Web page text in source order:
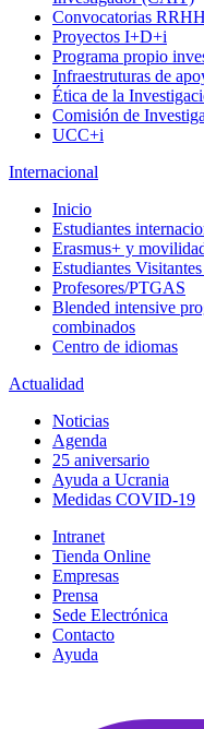
Convocatorias RRHH
Proyectos I+D+i
Programa propio
Infraestruturas de
Ética de la
Comisión de
UCC+i
Internacional
Inicio
Estudiantes
Erasmus+ y
Estudiantes
Profesores/PTGAS
Blended intensive
combinados
Centro de idiomas
Actualidad
Noticias
Agenda
25 aniversario
Ayuda a Ucrania
Medidas COVID-19
Intranet
Tienda Online
Empresas
Prensa
Sede Electrónica
Contacto
Ayuda